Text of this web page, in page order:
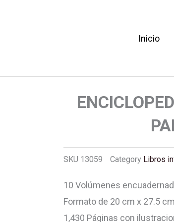
Inicio
SKU 13059 Category Libros
10 Volúmenes
Formato de 20 cm x 27.5 cm
1,430 Páginas con